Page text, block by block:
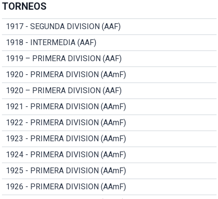
TORNEOS
1917 - SEGUNDA DIVISION (AAF)
1918 - INTERMEDIA (AAF)
1919 – PRIMERA DIVISION (AAF)
1920 - PRIMERA DIVISION (AAmF)
1920 – PRIMERA DIVISION (AAF)
1921 - PRIMERA DIVISION (AAmF)
1922 - PRIMERA DIVISION (AAmF)
1923 - PRIMERA DIVISION (AAmF)
1924 - PRIMERA DIVISION (AAmF)
1925 - PRIMERA DIVISION (AAmF)
1926 - PRIMERA DIVISION (AAmF)